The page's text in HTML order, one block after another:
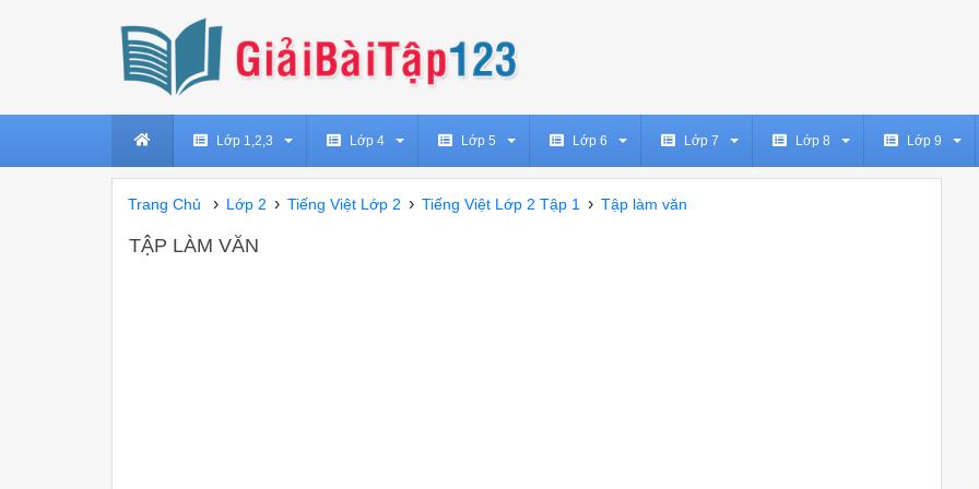
Lớp 1,2,3 Lớp 4 Lớp 5 Lớp 6 Lớp 7 Lớp 8 Lớp 9
Trang Chủ › Lớp 2 › Tiếng Việt Lớp 2 › Tiếng Việt Lớp 2 Tập 1 › Tập làm văn
TẬP LÀM VĂN